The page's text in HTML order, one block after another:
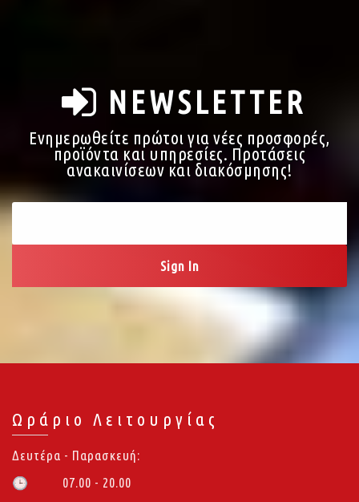
NEWSLETTER
Ενημερωθείτε πρώτοι για νέες προσφορές,
προϊόντα και υπηρεσίες. Προτάσεις
ανακαινίσεων και διακόσμησης!
Ωράριο Λειτουργίας
Δευτέρα - Παρασκευή:
🕒 07.00 - 20.00